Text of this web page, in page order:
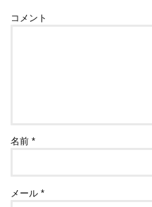
コメント
名前*
メール*